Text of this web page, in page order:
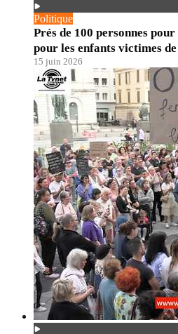
Politique
Prés de 100 personnes
pour les enfants victimes
15 juin 2026